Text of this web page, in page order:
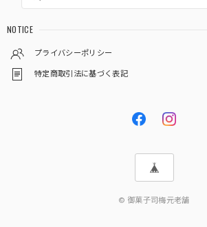
NOTICE
プライバシーポリシー
特定商取引法に基づく表記
© 御菓子司梅元老舗